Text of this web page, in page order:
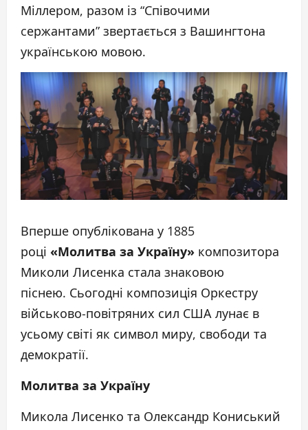
Міллером, разом із “Співочими
cержантами” звертається з Вашингтона
українською мовою.
Вперше опублікована у 1885
році «Молитва за Україну» композитора
Миколи Лисенка стала знаковою
піснею. Сьогодні композиція Оркестру
військово-повітряних сил США лунає в
усьому світі як символ миру, свободи та
демократії.
Молитва за Україну
Микола Лисенко та Олександр Кониський